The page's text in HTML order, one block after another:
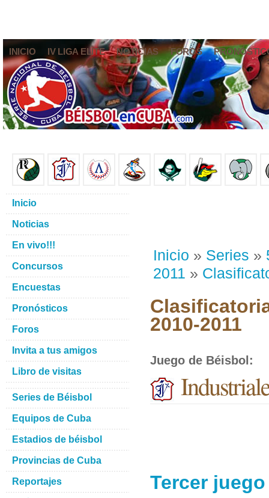
INICIO IV LIGA ELITE NOTICIAS FOROS
Inicio » Series »
2011 »
2010-2011
Juego de Béisbol :
Tercer
Inicio
Noticias
En vivo!!!
Concursos
Encuestas
Pronósticos
Foros
Invita a tus amigos
Libro de visitas
Series de Béisbol
Equipos de Cuba
Estadios de béisbol
Provincias de Cuba
Reportajes